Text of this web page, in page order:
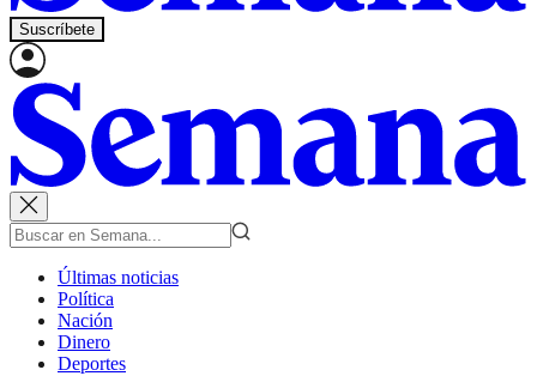
Suscríbete
Últimas noticias
Política
Nación
Dinero
Deportes